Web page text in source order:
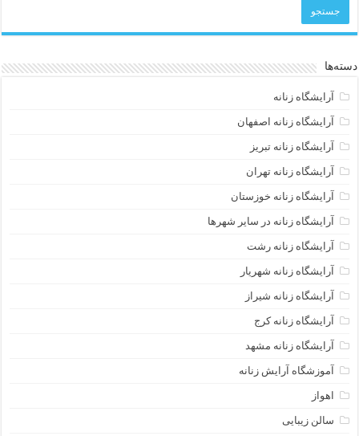
دسته‌ها
آرایشگاه زنانه
آرایشگاه زنانه اصفهان
آرایشگاه زنانه تبریز
آرایشگاه زنانه تهران
آرایشگاه زنانه خوزستان
آرایشگاه زنانه در سایر شهرها
آرایشگاه زنانه رشت
آرایشگاه زنانه شهریار
آرایشگاه زنانه شیراز
آرایشگاه زنانه کرج
آرایشگاه زنانه مشهد
آموزشگاه آرایش زنانه
اهواز
سالن زیبایی